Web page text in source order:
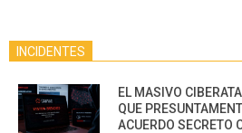
INCIDENTES
EL MASIVO
QUE
ACUERDO SECRETO